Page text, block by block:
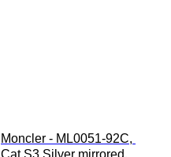
Moncler - ML0051-92C,